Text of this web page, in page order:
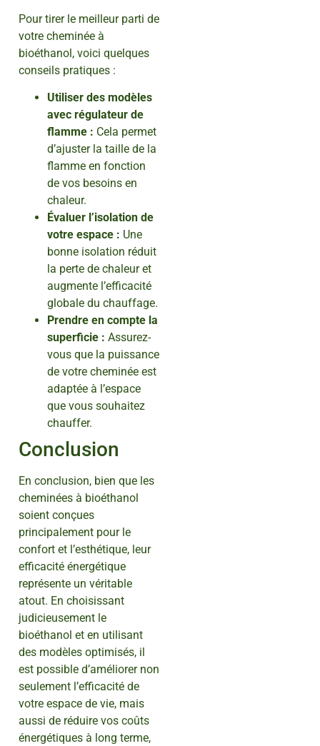
Pour tirer le meilleur parti de
votre cheminée à
bioéthanol, voici quelques
conseils pratiques :
Utiliser des modèles
avec régulateur de
flamme : Cela permet
d’ajuster la taille de la
flamme en fonction
de vos besoins en
chaleur.
Évaluer l’isolation de
votre espace : Une
bonne isolation réduit
la perte de chaleur et
augmente l’efficacité
globale du chauffage.
Prendre en compte la
superficie : Assurez-
vous que la puissance
de votre cheminée est
adaptée à l’espace
que vous souhaitez
chauffer.
Conclusion
En conclusion, bien que les
cheminées à bioéthanol
soient conçues
principalement pour le
confort et l’esthétique, leur
efficacité énergétique
représente un véritable
atout. En choisissant
judicieusement le
bioéthanol et en utilisant
des modèles optimisés, il
est possible d’améliorer non
seulement l’efficacité de
votre espace de vie, mais
aussi de réduire vos coûts
énergétiques à long terme,